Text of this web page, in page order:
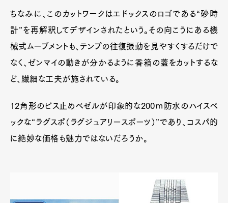
ちなみに、このカットワークはエドックスのロゴである“砂時
計”を再解釈してデザインされたという。その向こうにある機
械式ムーブメントも、テンプの往復振動を見やすくするだけで
なく、ゼンマイの動きが分かるように香箱の蓋をカットするな
ど、繊細な工夫が施されている。
12角形のビス止めベゼルが印象的な200ｍ防水のハイスペ
ックな“ラグスポ（ラグジュアリースポーツ）”であり、コスパ的
に絶妙な価格も魅力ではないだろうか。